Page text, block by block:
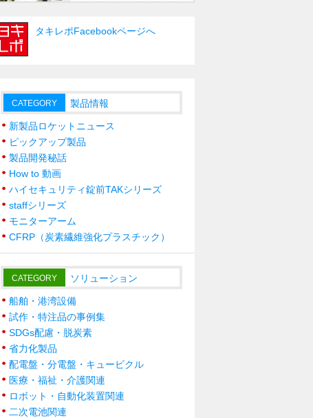
タキレポFacebookページへ
CATEGORY 製品情報
新製品ロケットニュース
ピックアップ製品
製品開発秘話
How to 動画
ハイセキュリティ錠前TAKシリーズ
staffシリーズ
モニターアーム
CFRP（炭素繊維強化プラスチック）
CATEGORY ソリューション
船舶・港湾設備
試作・特注品の事例集
SDGs配慮・脱炭素
省力化製品
配電盤・分電盤・キュービクル
医療・福祉・介護関連
ロボット・自動化装置関連
二次電池関連